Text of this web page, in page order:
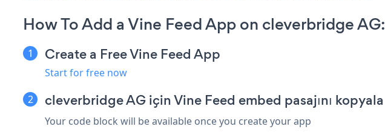
How To Add a Vine Feed App on cleverbridge AG:
Create a Free Vine Feed App
Start for free now
cleverbridge AG için Vine Feed embed pasajını kopyala
Your code block will be available once you create your app